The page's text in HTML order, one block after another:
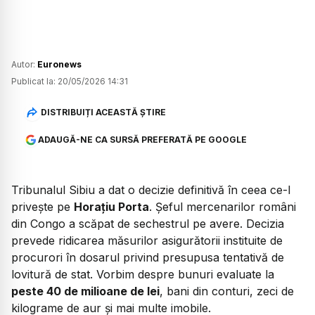
Autor: Euronews
Publicat la: 20/05/2026 14:31
DISTRIBUIȚI ACEASTĂ ȘTIRE
ADAUGĂ-NE CA SURSĂ PREFERATĂ PE GOOGLE
Tribunalul Sibiu a dat o decizie definitivă în ceea ce-l
privește pe Horațiu Porta. Șeful mercenarilor români
din Congo a scăpat de sechestrul pe avere. Decizia
prevede ridicarea măsurilor asigurătorii instituite de
procurori în dosarul privind presupusa tentativă de
lovitură de stat. Vorbim despre bunuri evaluate la
peste 40 de milioane de lei, bani din conturi, zeci de
kilograme de aur și mai multe imobile.